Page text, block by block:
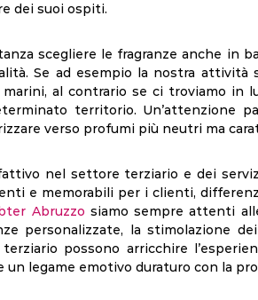
dei suoi ospiti.
scegliere le fragranze anche in
Se ad esempio la nostra attività
al contrario se ci troviamo in
territorio. Un’attenzione
verso profumi più neutri ma
nel settore terziario e dei
e memorabili per i clienti,
Abruzzo siamo sempre attenti
personalizzate, la stimolazione
possono arricchire
legame emotivo duraturo con la